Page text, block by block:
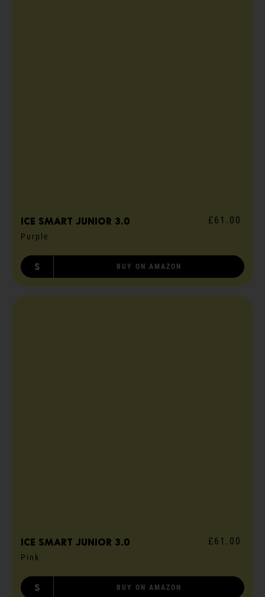
ICE smart junior 3.0
Purple
£61.00
S BUY ON AMAZON
ICE smart junior 3.0
Pink
£61.00
S BUY ON AMAZON